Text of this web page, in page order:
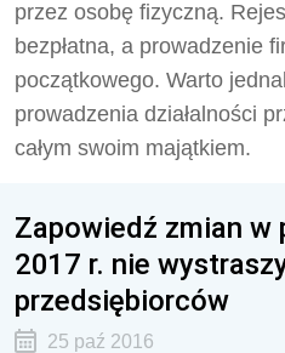
przez osobę fizyczną.
bezpłatna, a prowadzenie
początkowego. Warto
prowadzenia działalności
całym swoim majątkiem.
Zapowiedź zmian w
2017 r. nie
przedsiębiorców
25 paź 2016